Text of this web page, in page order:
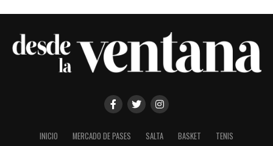
INICIO MERCADO DE PASES SALTA BASKET TENIS